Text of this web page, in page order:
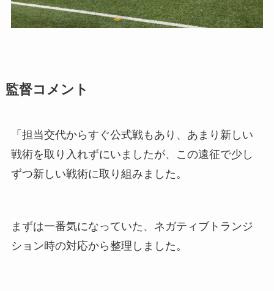
監督コメント
「担当交代からすぐ公式戦もあり、あまり新しい
戦術を取り入れずにいましたが、この遠征で少し
ずつ新しい戦術に取り組みました。
まずは一番気になっていた、ネガティブトランジ
ション時の対応から整理しました。